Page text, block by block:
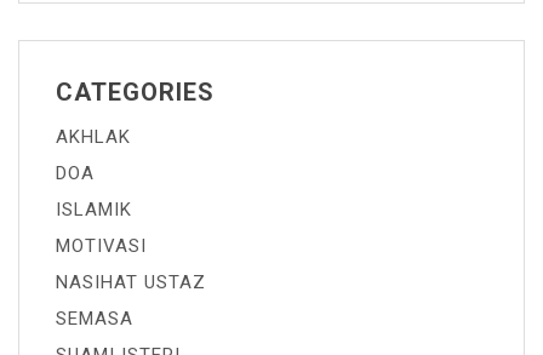
CATEGORIES
AKHLAK
DOA
ISLAMIK
MOTIVASI
NASIHAT USTAZ
SEMASA